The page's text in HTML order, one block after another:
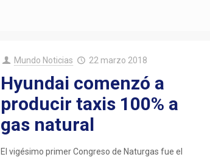
Mundo Noticias 22 marzo 2018
Hyundai comenzó a
producir taxis 100% a
gas natural
El vigésimo primer Congreso de Naturgas fue el